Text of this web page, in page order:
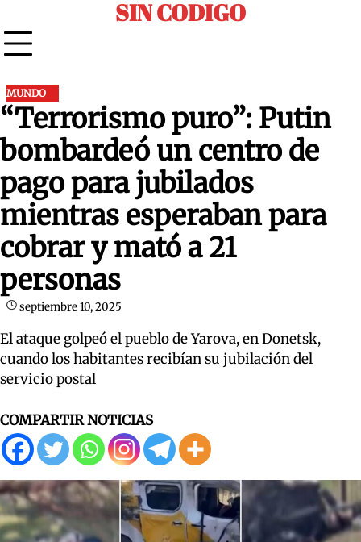
to
content
SIN CODIGO
MUNDO
“Terrorismo puro”: Putin
bombardeó un centro de
pago para jubilados
mientras esperaban para
cobrar y mató a 21
personas
septiembre 10, 2025
El ataque golpeó el pueblo de Yarova, en Donetsk,
cuando los habitantes recibían su jubilación del
servicio postal
COMPARTIR NOTICIAS